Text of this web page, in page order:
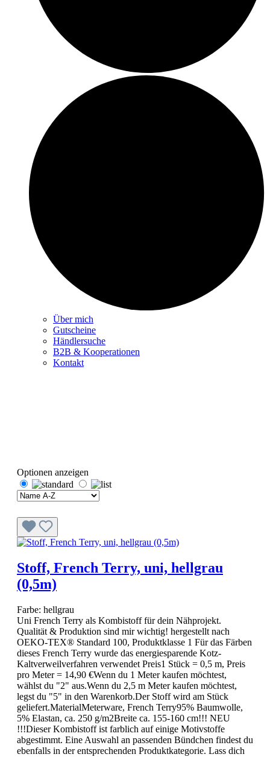
Über mich
Gutscheine
Händlersuche
B2B & Kooperationen
Kontakt
Optionen anzeigen
Stoff, French Terry, uni, hellgrau
(0,5m)
Farbe: hellgrau
Uni French Terry als Kombistoff für dein Nähprojekt.
Qualität & Produktion sind mir wichtig! hergestellt nach
OEKO-TEX® Standard 100, Produktklasse 1 Für das Färben
dieses French Terry wurde das energiesparende Kotz-
Kaltverweilverfahren verwendet Preis1 Stück = 0,5 m, Preis
pro Meter = 14,90 €Wenn du 1 Meter kaufen möchtest,
wählst du "2" aus.Wenn du 2,5 m Meter kaufen möchtest,
legst du "5" in den Warenkorb.Der Stoff wird am Stück
geliefert.MaterialMeterware, French Terry95% Baumwolle,
5% Elastan, ca. 250 g/m2Breite ca. 155-160 cm!!! NEU
!!!Dieser Kombistoff ist farblich auf einige Motivstoffe
abgestimmt. Eine Auswahl an passenden Bündchen findest du
ebenfalls in der entsprechenden Produktkategorie. Lass dich